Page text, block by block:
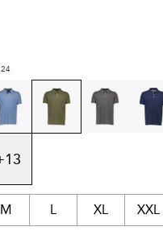
13
M L XL XXL